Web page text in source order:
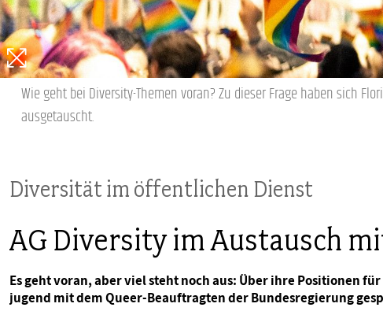
PUBLIKATIONEN
TERMINE & VERANSTALTUNGEN
MITGLIEDSCHAFT & SERVICE
Wie geht bei Diversity-Themen voran? Zu dieser Frage haben sich
ausgetauscht.
Diversität im öffentlichen Dienst
AG Diversity im Austausch
Es geht voran, aber viel steht noch aus: Über ihre Positionen
jugend mit dem Queer-Beauftragten der Bundesregierung